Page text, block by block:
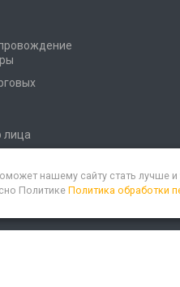
лица
нашему сайту стать лучше
ПолитикеПолитика обработки